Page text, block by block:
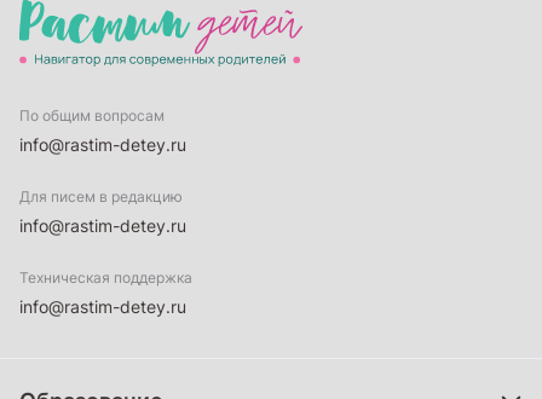
По общим вопросам
info@rastim-detey.ru
Для писем в редакцию
info@rastim-detey.ru
Техническая поддержка
info@rastim-detey.ru